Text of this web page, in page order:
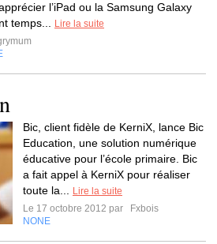
l’iPad ou la Samsung Galaxy
temps...
Lire la suite
Bic, client fidèle de KerniX, lance Bic
Education, une solution numérique
éducative pour l’école primaire. Bic
a fait appel à KerniX pour réaliser
toute la...
Lire la suite
Le 17 octobre 2012 par
Fxbois
NONE